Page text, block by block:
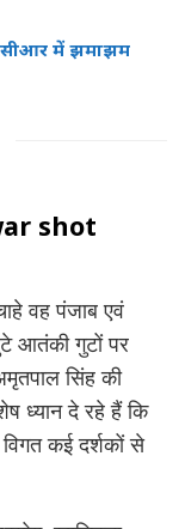
में झमाझम
shot
वह पंजाब एवं
आतंकी गुटों पर
सिंह की
ध्यान दे रहे हैं कि
विगत कई दर्शकों से